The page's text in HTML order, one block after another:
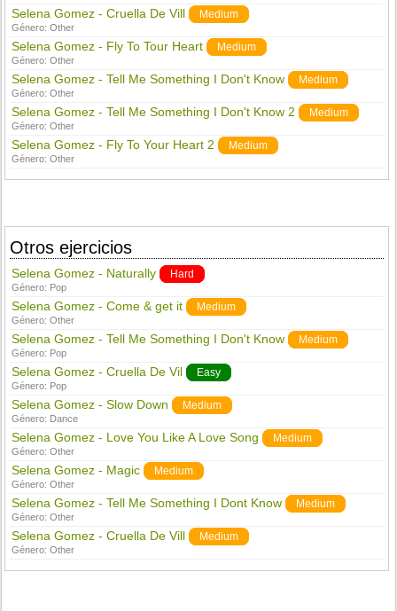
Selena Gomez - Cruella De Vill Medium
Género:Other
Selena Gomez - Fly To Tour Heart Medium
Género:Other
Selena Gomez - Tell Me Something I Don't Know Medium
Género:Other
Selena Gomez - Tell Me Something I Don't Know 2 Medium
Género:Other
Selena Gomez - Fly To Your Heart 2 Medium
Género:Other
Otros ejercicios
Selena Gomez - Naturally Hard
Género: Pop
Selena Gomez - Come & get it Medium
Género:Other
Selena Gomez - Tell Me Something I Don't Know Medium
Género: Pop
Selena Gomez - Cruella De Vil Easy
Género: Pop
Selena Gomez - Slow Down Medium
Género: Dance
Selena Gomez - Love You Like A Love Song Medium
Género:Other
Selena Gomez - Magic Medium
Género:Other
Selena Gomez - Tell Me Something I Dont Know Medium
Género:Other
Selena Gomez - Cruella De Vill Medium
Género:Other